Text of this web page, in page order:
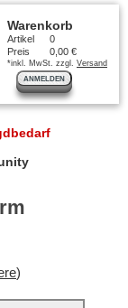
Warenkorb
Artikel
0
Preis
0,00 €
*inkl. MwSt. zzgl. Versand
ANMELDEN
)